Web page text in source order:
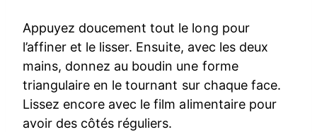
Appuyez doucement tout le long pour
l’affiner et le lisser. Ensuite, avec les deux
mains, donnez au boudin une forme
triangulaire en le tournant sur chaque face.
Lissez encore avec le film alimentaire pour
avoir des côtés réguliers.